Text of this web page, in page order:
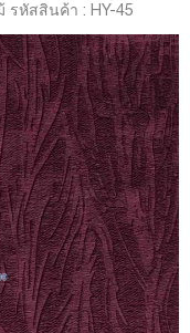
รหัสสินค้า : HY-45